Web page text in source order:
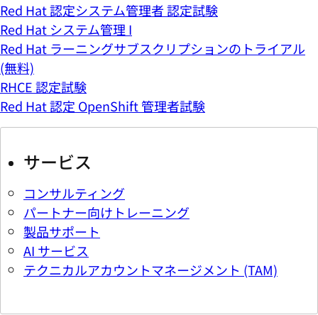
Red Hat 認定システム管理者 認定試験
Red Hat システム管理 I
Red Hat ラーニングサブスクリプションのトライアル
(無料)
RHCE 認定試験
Red Hat 認定 OpenShift 管理者試験
サービス
コンサルティング
パートナー向けトレーニング
製品サポート
AI サービス
テクニカルアカウントマネージメント (TAM)